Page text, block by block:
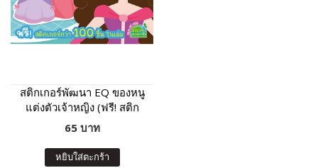
สติกเกอร์พัฒนา EQ ของหนู
แต่งตัวเจ้าหญิง (ฟรี! สติก
เกอร์กว่า 100 ชิ้น ในเล่ม)
65 บาท
หยิบใส่ตะกร้า